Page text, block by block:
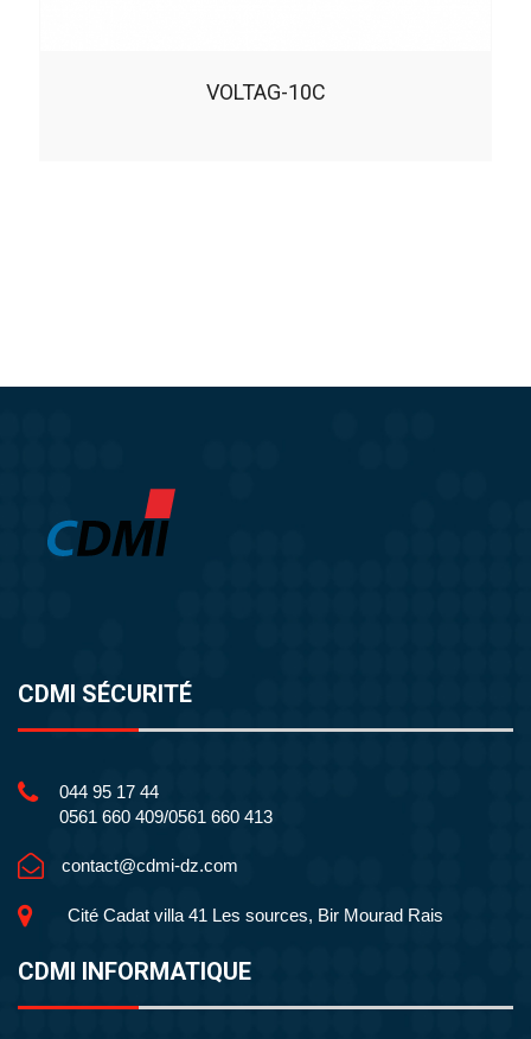
VOLTAG-10C
CDMI SÉCURITÉ
044 95 17 44
0561 660 409/0561 660 413
contact@cdmi-dz.com
Cité Cadat villa 41 Les sources, Bir Mourad Rais
CDMI INFORMATIQUE